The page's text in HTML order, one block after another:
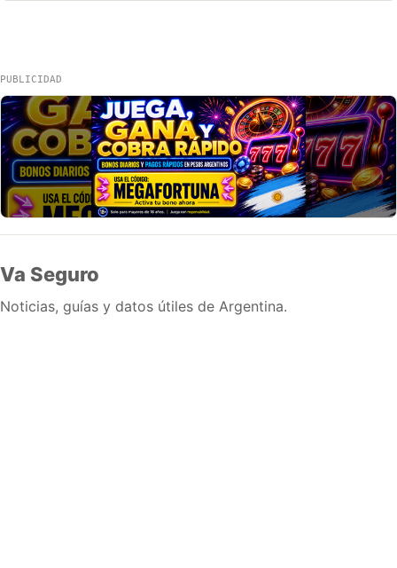
PUBLICIDAD
Va Seguro
Noticias, guías y datos útiles de Argentina.